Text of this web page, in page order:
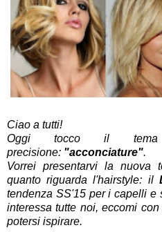
Ciao a tutti!
Oggi tocco il
precisione: "acconciature".
Vorrei presentarvi la nuova
quanto riguarda l'hairstyle: il
tendenza SS'15 per i capelli e
interessa tutte noi, eccomi
potersi ispirare.